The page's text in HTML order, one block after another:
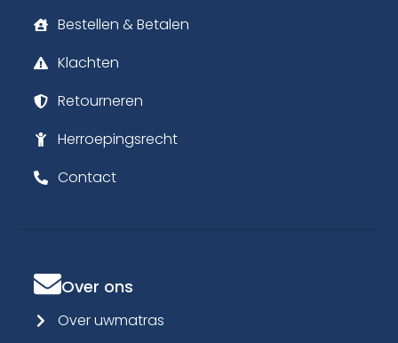
Bestellen & Betalen
Klachten
Retourneren
Herroepingsrecht
Contact
Over ons
Over uwmatras